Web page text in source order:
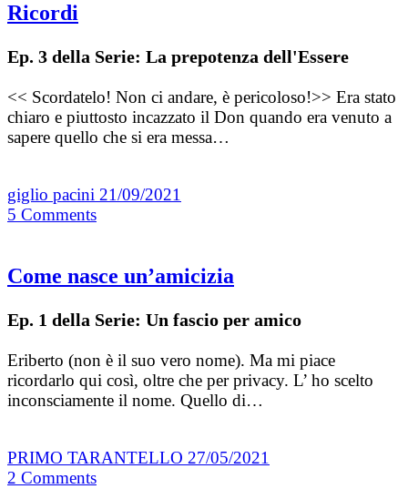
Ricordi
Ep. 3 della Serie: La prepotenza dell'Essere
<< Scordatelo! Non ci andare, è pericoloso!>> Era stato
chiaro e piuttosto incazzato il Don quando era venuto a
sapere quello che si era messa…
giglio pacini 21/09/2021
5 Comments
Come nasce un’amicizia
Ep. 1 della Serie: Un fascio per amico
Eriberto (non è il suo vero nome). Ma mi piace
ricordarlo qui così, oltre che per privacy. L’ ho scelto
inconsciamente il nome. Quello di…
PRIMO TARANTELLO 27/05/2021
2 Comments